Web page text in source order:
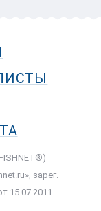
зарег.
15.07.2011